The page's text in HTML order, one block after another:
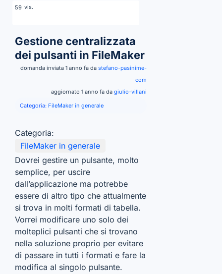
59 vis.
Gestione centralizzata
dei pulsanti in FileMaker
domanda inviata 1 anno fa da stefano-pasinime-
com
aggiornato 1 anno fa da giulio-villani
Categoria: FileMaker in generale
Categoria:
FileMaker in generale
Dovrei gestire un pulsante, molto
semplice, per uscire
dall’applicazione ma potrebbe
essere di altro tipo che attualmente
si trova in molti formati di tabella.
Vorrei modificare uno solo dei
molteplici pulsanti che si trovano
nella soluzione proprio per evitare
di passare in tutti i formati e fare la
modifica al singolo pulsante.